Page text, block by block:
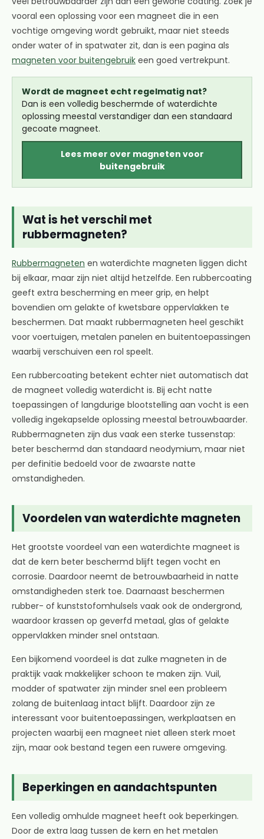
vooral een oplossing voor een magneet die in een
vochtige omgeving wordt gebruikt, maar niet steeds
onder water of in spatwater zit, dan is een pagina als
magneten voor buitengebruik een goed vertrekpunt.
Wordt de magneet echt regelmatig nat?
Dan is een volledig beschermde of waterdichte
oplossing meestal verstandiger dan een standaard
gecoate magneet.
Lees meer over magneten voor
buitengebruik
Wat is het verschil met
rubbermagneten?
Rubbermagneten en waterdichte magneten liggen dicht
bij elkaar, maar zijn niet altijd hetzelfde. Een rubbercoating
geeft extra bescherming en meer grip, en helpt
bovendien om gelakte of kwetsbare oppervlakken te
beschermen. Dat maakt rubbermagneten heel geschikt
voor voertuigen, metalen panelen en buitentoepassingen
waarbij verschuiven een rol speelt.
Een rubbercoating betekent echter niet automatisch dat
de magneet volledig waterdicht is. Bij echt natte
toepassingen of langdurige blootstelling aan vocht is een
volledig ingekapselde oplossing meestal betrouwbaarder.
Rubbermagneten zijn dus vaak een sterke tussenstap:
beter beschermd dan standaard neodymium, maar niet
per definitie bedoeld voor de zwaarste natte
omstandigheden.
Voordelen van waterdichte magneten
Het grootste voordeel van een waterdichte magneet is
dat de kern beter beschermd blijft tegen vocht en
corrosie. Daardoor neemt de betrouwbaarheid in natte
omstandigheden sterk toe. Daarnaast beschermen
rubber- of kunststofomhulsels vaak ook de ondergrond,
waardoor krassen op geverfd metaal, glas of gelakte
oppervlakken minder snel ontstaan.
Een bijkomend voordeel is dat zulke magneten in de
praktijk vaak makkelijker schoon te maken zijn. Vuil,
modder of spatwater zijn minder snel een probleem
zolang de buitenlaag intact blijft. Daardoor zijn ze
interessant voor buitentoepassingen, werkplaatsen en
projecten waarbij een magneet niet alleen sterk moet
zijn, maar ook bestand tegen een ruwere omgeving.
Beperkingen en aandachtspunten
Een volledig omhulde magneet heeft ook beperkingen.
Door de extra laag tussen de kern en het metalen